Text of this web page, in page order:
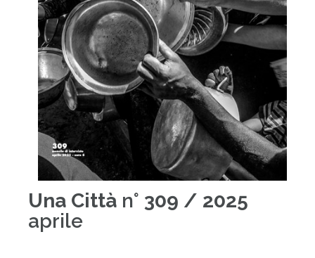
Una Città n° 309 / 2025
aprile